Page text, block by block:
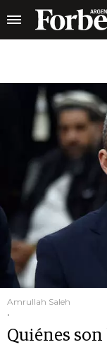
Amrullah Saleh
.
Quiénes